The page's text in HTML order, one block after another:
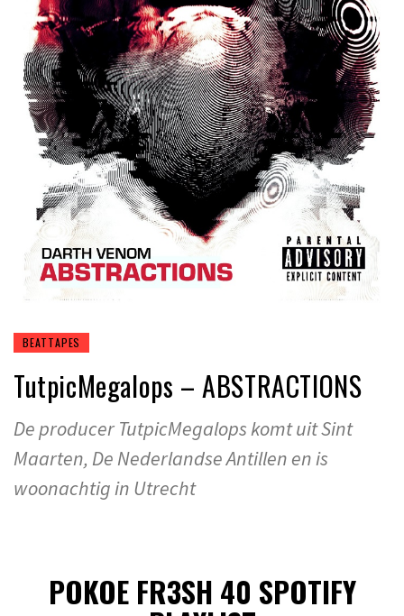
BEATTAPES
TutpicMegalops – ABSTRACTIONS
De producer TutpicMegalops komt uit Sint
Maarten, De Nederlandse Antillen en is
woonachtig in Utrecht
POKOE FR3SH 40 SPOTIFY